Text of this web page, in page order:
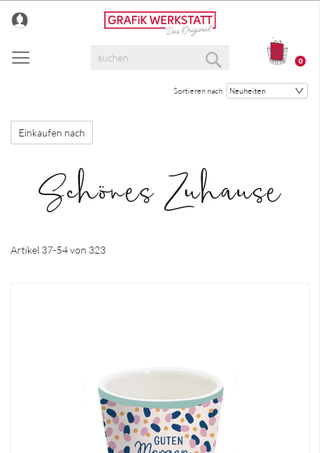
zum
0
Schönes Zuhause
Artikel 37-54von 323
Sortieren nach
Einkaufen nach